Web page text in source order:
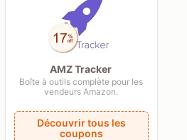
AMZ Tracker
Boîte à outils complète pour les
vendeurs Amazon.
Découvrir tous les
coupons